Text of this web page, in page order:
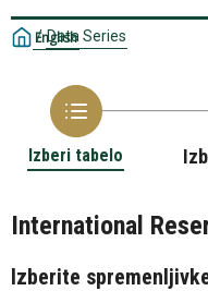
English
/ Data Series
Izberi tabelo
International
Izberite